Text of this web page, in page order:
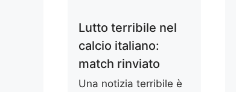
Lutto terribile nel
calcio italiano:
match rinviato
Una notizia terribile è